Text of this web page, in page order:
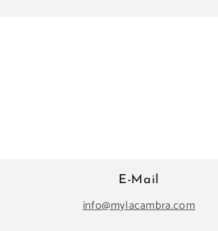
E-Mail
info@mylacambra.com